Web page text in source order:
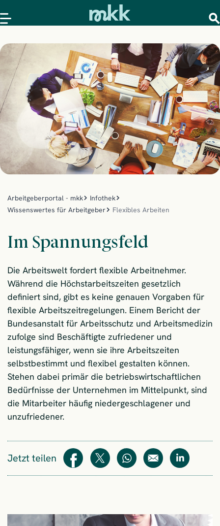
Arbeitgeberportal - mkk
Infothek
Wissenswertes für Arbeitgeber
Flexibles Arbeiten
Im Spannungsfeld
Die Arbeitswelt fordert flexible Arbeitnehmer.
Während die Höchstarbeitszeiten gesetzlich
definiert sind, gibt es keine genauen Vorgaben für
flexible Arbeitszeitregelungen. Einem Bericht der
Bundesanstalt für Arbeitsschutz und Arbeitsmedizin
zufolge sind Beschäftigte zufriedener und
leistungsfähiger, wenn sie ihre Arbeitszeiten
selbstbestimmt und flexibel gestalten können.
Stehen dabei primär die betriebswirtschaftlichen
Bedürfnisse der Unternehmen im Mittelpunkt, sind
die Mitarbeiter häufig niedergeschlagener und
unzufriedener.
Jetzt teilen Teilen Teilen WhatsAppE-Mail Teilen